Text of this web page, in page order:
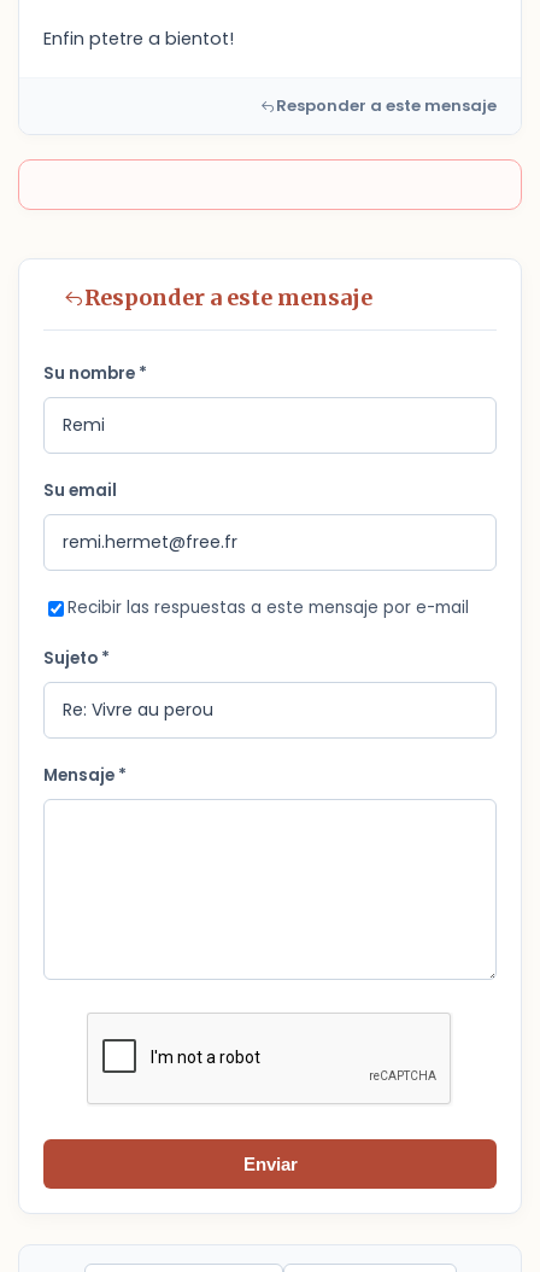
Enfin ptetre a bientot!
Responder a este mensaje
Responder a este mensaje
Su nombre *
Su email
Recibir las respuestas a este mensaje por e-mail
Sujeto *
Mensaje *
Enviar